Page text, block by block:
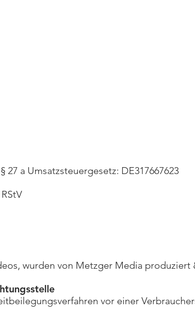
a Umsatzsteuergesetz: DE317667623
wurden von Metzger Media produziert
vor einer